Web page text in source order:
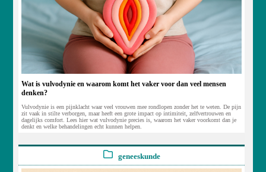
Wat is vulvodynie en waarom komt het vaker voor dan veel mensen
denken?
Vulvodynie is een pijnklacht waar veel vrouwen mee rondlopen zonder het te weten. De pijn
zit vaak in stilte verborgen, maar heeft een grote impact op intimiteit, zelfvertrouwen en
dagelijks comfort. Lees hier wat vulvodynie precies is, waarom het vaker voorkomt dan je
denkt en welke behandelingen echt kunnen helpen.
geneeskunde